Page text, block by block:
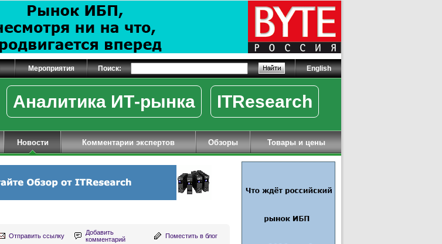
Мероприятия Поиск: English
Аналитика ИТ-рынка ITResearch
Новости Комментарии экспертов Обзоры Товары и цены
Отправить ссылку
Добавить
комментарий
Поместить в блог